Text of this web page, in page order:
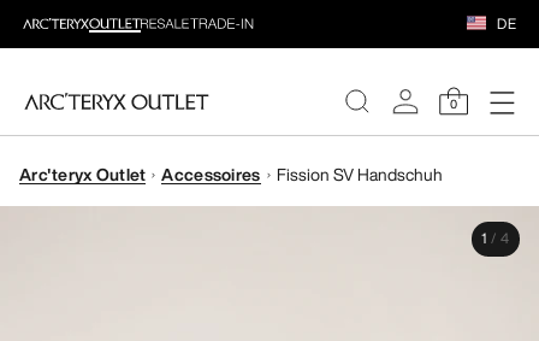
DE
0
DAMEN
Arc'teryx Outlet Accessoires Fission SV Handschuh
1 / 4